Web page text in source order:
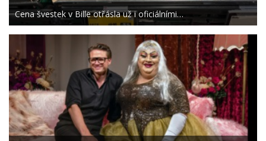
Cena švestek v Bille otřásla už i oficiálními…